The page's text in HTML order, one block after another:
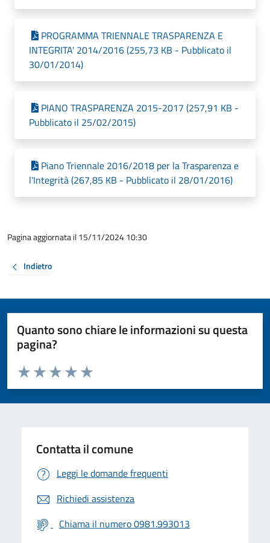
PROGRAMMA TRIENNALE TRASPARENZA E
INTEGRITA' 2014/2016 (255,73 KB - Pubblicato il
30/01/2014)
PIANO TRASPARENZA 2015-2017 (257,91 KB -
Pubblicato il 25/02/2015)
Piano Triennale 2016/2018 per la Trasparenza e
l'Integrità (267,85 KB - Pubblicato il 28/01/2016)
Pagina aggiornata il 15/11/2024 10:30
Indietro
Quanto sono chiare le informazioni su questa
pagina?
Valuta da 1 a 5 stelle la pagina
Valuta 5 stelle su 5
Valuta 4 stelle su 5
Valuta 3 stelle su 5
Valuta 2 stelle su 5
Valuta 1 stelle su 5
Contatta il comune
Leggi le domande frequenti
Richiedi assistenza
Chiama il numero 0981.993013